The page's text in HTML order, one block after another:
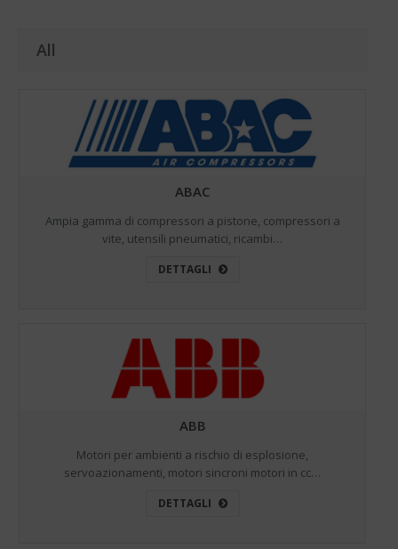
All
ABAC
Ampia gamma di compressori a pistone, compressori a
vite, utensili pneumatici, ricambi…
DETTAGLI
ABB
Motori per ambienti a rischio di esplosione,
servoazionamenti, motori sincroni motori in cc…
DETTAGLI